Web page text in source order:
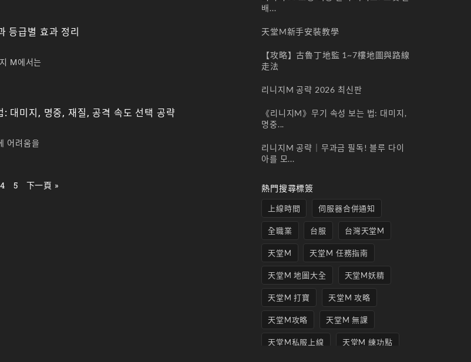
등급별 효과 정리
M에서는
: 대미지, 명중, 재질, 공격 속도 선택 공략
어려움을
4 5 下一頁 »
배...
天堂M新手安裝教學
【攻略】古魯丁地監 1~7樓地圖與路線
走法
리니지M 공략 2026 최신판
《리니지M》무기 속성 보는 법: 대미지,
명중...
리니지M 공략｜무과금 필독! 블루 다이
아를 모...
熱門搜尋標簽
上線時間 伺服器合併通知
全職業 台服 台灣天堂M
天堂M 天堂M 任務指南
天堂M 地圖大全 天堂M妖精
天堂M 打寶 天堂M 攻略
天堂M攻略 天堂M 無課
天堂M私服上線 天堂M 練功點